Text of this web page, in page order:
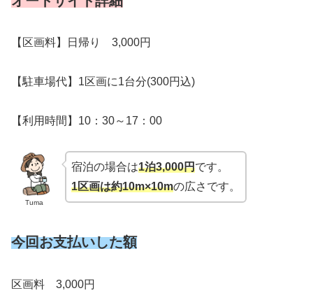
【区画料】日帰り 3,000円
【駐車場代】1区画に1台分(300円込)
【利用時間】10：30～17：00
Tuma
宿泊の場合は1泊3,000円です。
1区画は約10m×10mの広さです。
今回お支払いした額
区画料 3,000円